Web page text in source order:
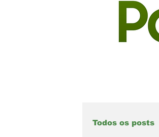
Todos os posts